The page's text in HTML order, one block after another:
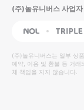
높
은
순
동
영
상
(주)놀유니버스 사업
NOL Triple
(주)놀유니버스는 일부 상
예약, 이용 및 환불 등 거래
체 책임을 지지 않습니다.